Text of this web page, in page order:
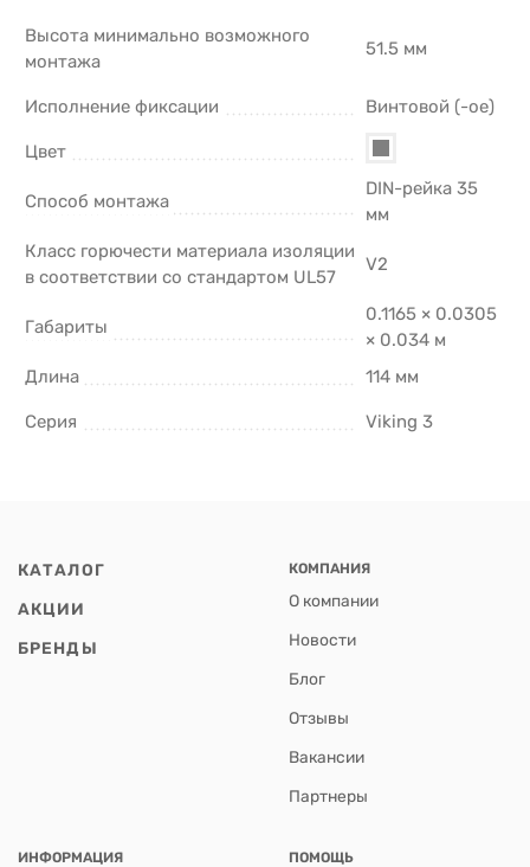
Высота минимально возможного
монтажа
51.5 мм
Исполнение фиксации Винтовой (-ое)
Цвет
Способ монтажа
DIN-рейка 35
мм
Класс горючести материала изоляции
в соответствии со стандартом UL57
V2
Габариты
0.1165 × 0.0305
× 0.034 м
Длина
114 мм
Серия Viking 3
КАТАЛОГ
АКЦИИ
БРЕНДЫ
КОМПАНИЯ
О компании
Новости
Блог
Отзывы
Вакансии
Партнеры
ИНФОРМАЦИЯ ПОМОЩЬ